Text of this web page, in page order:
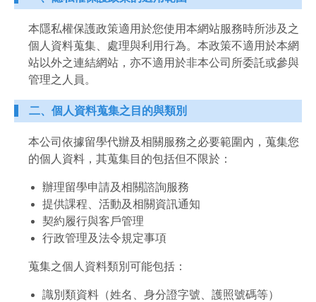
本隱私權保護政策適用於您使用本網站服務時所涉及之
個人資料蒐集、處理與利用行為。本政策不適用於本網
站以外之連結網站，亦不適用於非本公司所委託或參與
管理之人員。
二、個人資料蒐集之目的與類別
本公司依據留學代辦及相關服務之必要範圍內，蒐集您
的個人資料，其蒐集目的包括但不限於：
辦理留學申請及相關諮詢服務
提供課程、活動及相關資訊通知
契約履行與客戶管理
行政管理及法令規定事項
蒐集之個人資料類別可能包括：
識別類資料（姓名、身分證字號、護照號碼等）